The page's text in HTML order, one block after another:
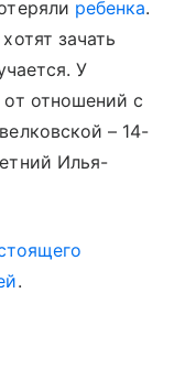
ребенка.
зачать
У
отношений с
– 14-
Илья-
.